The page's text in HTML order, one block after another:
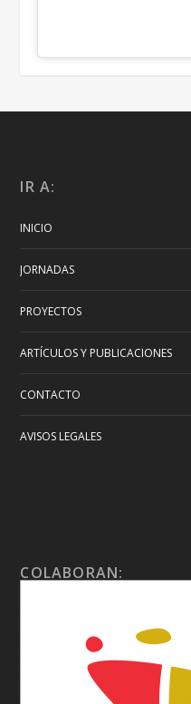
IR A:
INICIO
JORNADAS
PROYECTOS
ARTÍCULOS Y PUBLICACIONES
CONTACTO
AVISOS LEGALES
COLABORAN: